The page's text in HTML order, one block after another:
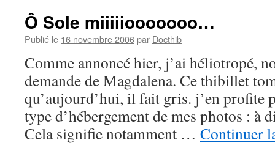
Ô Sole miiiiiooooooo…
Publié le 16 novembre 2006par Docthib
Comme annoncé hier, j’ai héliotropé,
demande de Magdalena. Ce thibillet
qu’aujourd’hui, il fait gris. j’en profite
type d’hébergement de mes photos : à
Cela signifie notamment … Continuer